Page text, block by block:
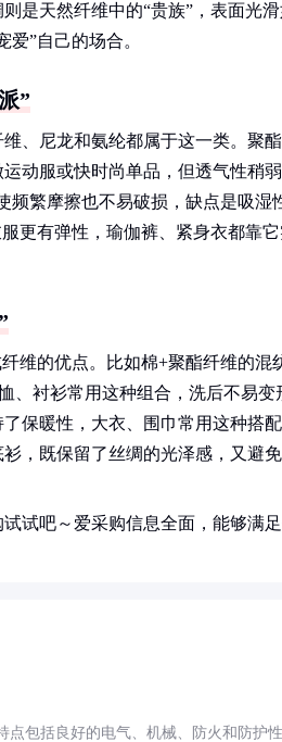
是天然纤维中的“贵族”，表面光
”自己的场合。
”
、尼龙和氨纶都属于这一类。聚
动服或快时尚单品，但透气性稍
频繁摩擦也不易破损，缺点是吸湿
更有弹性，瑜伽裤、紧身衣都靠
维的优点。比如棉+聚酯纤维的混
、衬衫常用这种组合，洗后不易
保暖性，大衣、围巾常用这种搭
，既保留了丝绸的光泽感，又避
试吧～爱采购信息全面，能够满足
包括良好的电气、机械、防火和防护